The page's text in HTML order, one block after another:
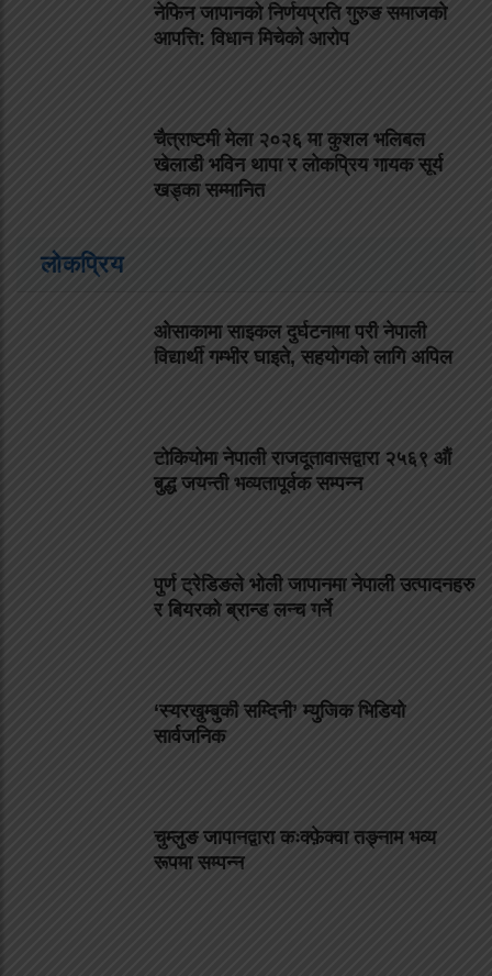
नेफिन जापानको निर्णयप्रति गुरुङ समाजको
आपत्ति: विधान मिचेको आरोप
चैत्राष्टमी मेला २०२६ मा कुशल भलिबल
खेलाडी भविन थापा र लोकप्रिय गायक सूर्य
खड्का सम्मानित
लोकप्रिय
ओसाकामा साइकल दुर्घटनामा परी नेपाली
विद्यार्थी गम्भीर घाइते, सहयोगको लागि अपिल
टोकियोमा नेपाली राजदूतावासद्वारा २५६९ औं
बुद्ध जयन्ती भव्यतापूर्वक सम्पन्न
पुर्ण ट्रेडिङले भोली जापानमा नेपाली उत्पादनहरु
र बियरको ब्रान्ड लन्च गर्ने
‘स्यरखुम्बुकी सम्दिनी’ म्युजिक भिडियो
सार्वजनिक
चुम्लुङ जापानद्वारा कःक्फ़ेक्वा तङ्नाम भव्य
रूपमा सम्पन्न